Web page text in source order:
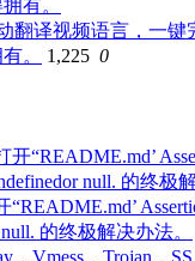
动翻译视频语言，一
。
1,225 0
“README.md’
的终极解决办法。